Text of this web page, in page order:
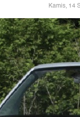
Kamis, 14